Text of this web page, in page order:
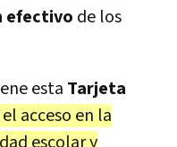
efectivo de los
esta Tarjeta
acceso en la